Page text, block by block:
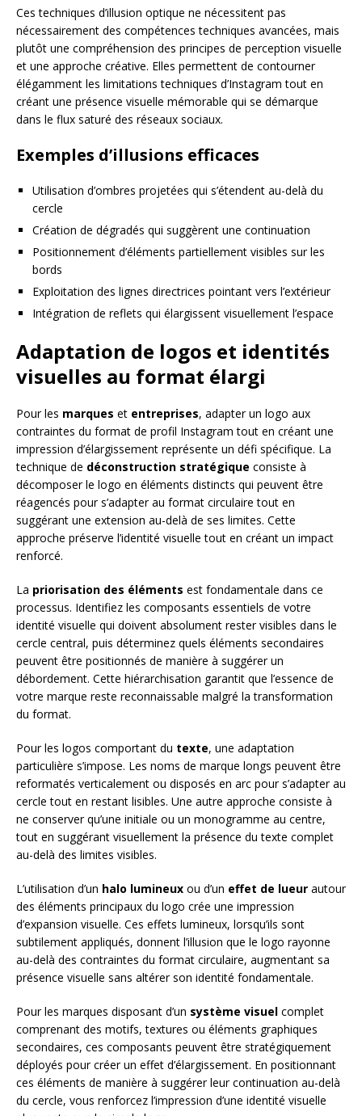
Ces techniques d’illusion optique ne nécessitent pas
nécessairement des compétences techniques avancées, mais
plutôt une compréhension des principes de perception visuelle
et une approche créative. Elles permettent de contourner
élégamment les limitations techniques d’Instagram tout en
créant une présence visuelle mémorable qui se démarque
dans le flux saturé des réseaux sociaux.
Exemples d’illusions efficaces
Utilisation d’ombres projetées qui s’étendent au-delà du
cercle
Création de dégradés qui suggèrent une continuation
Positionnement d’éléments partiellement visibles sur les
bords
Exploitation des lignes directrices pointant vers l’extérieur
Intégration de reflets qui élargissent visuellement l’espace
Adaptation de logos et identités
visuelles au format élargi
Pour les marques et entreprises, adapter un logo aux
contraintes du format de profil Instagram tout en créant une
impression d’élargissement représente un défi spécifique. La
technique de déconstruction stratégique consiste à
décomposer le logo en éléments distincts qui peuvent être
réagencés pour s’adapter au format circulaire tout en
suggérant une extension au-delà de ses limites. Cette
approche préserve l’identité visuelle tout en créant un impact
renforcé.
La priorisation des éléments est fondamentale dans ce
processus. Identifiez les composants essentiels de votre
identité visuelle qui doivent absolument rester visibles dans le
cercle central, puis déterminez quels éléments secondaires
peuvent être positionnés de manière à suggérer un
débordement. Cette hiérarchisation garantit que l’essence de
votre marque reste reconnaissable malgré la transformation
du format.
Pour les logos comportant du texte, une adaptation
particulière s’impose. Les noms de marque longs peuvent être
reformatés verticalement ou disposés en arc pour s’adapter au
cercle tout en restant lisibles. Une autre approche consiste à
ne conserver qu’une initiale ou un monogramme au centre,
tout en suggérant visuellement la présence du texte complet
au-delà des limites visibles.
L’utilisation d’un halo lumineux ou d’un effet de lueur autour
des éléments principaux du logo crée une impression
d’expansion visuelle. Ces effets lumineux, lorsqu’ils sont
subtilement appliqués, donnent l’illusion que le logo rayonne
au-delà des contraintes du format circulaire, augmentant sa
présence visuelle sans altérer son identité fondamentale.
Pour les marques disposant d’un système visuel complet
comprenant des motifs, textures ou éléments graphiques
secondaires, ces composants peuvent être stratégiquement
déployés pour créer un effet d’élargissement. En positionnant
ces éléments de manière à suggérer leur continuation au-delà
du cercle, vous renforcez l’impression d’une identité visuelle